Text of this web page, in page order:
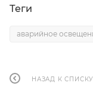
Теги
аварийное
НАЗАД К СПИСКУ